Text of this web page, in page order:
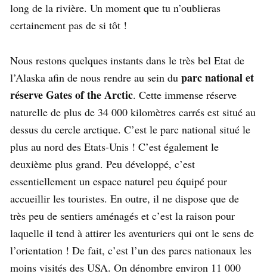
long de la rivière. Un moment que tu n’oublieras
certainement pas de si tôt !
Nous restons quelques instants dans le très bel Etat de
l’Alaska afin de nous rendre au sein du parc national et
réserve Gates of the Arctic. Cette immense réserve
naturelle de plus de 34 000 kilomètres carrés est situé au
dessus du cercle arctique. C’est le parc national situé le
plus au nord des Etats-Unis ! C’est également le
deuxième plus grand. Peu développé, c’est
essentiellement un espace naturel peu équipé pour
accueillir les touristes. En outre, il ne dispose que de
très peu de sentiers aménagés et c’est la raison pour
laquelle il tend à attirer les aventuriers qui ont le sens de
l’orientation ! De fait, c’est l’un des parcs nationaux les
moins visités des USA. On dénombre environ 11 000